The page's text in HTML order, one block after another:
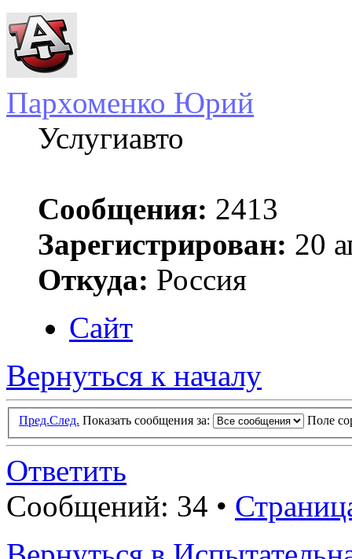
Пархоменко Юрий
Услугиавто
Сообщения: 2413
Зарегистрирован: 20
Откуда: Россия
Сайт
Вернуться к началу
Пред.След. Показать сообщения за: Поле
Ответить
Сообщений: 34 •